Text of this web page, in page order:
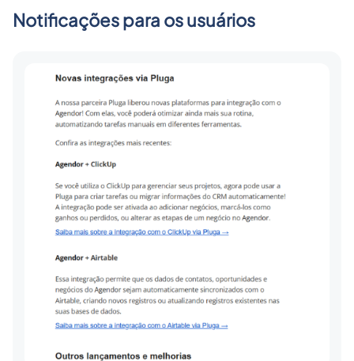
Notificações para os usuários